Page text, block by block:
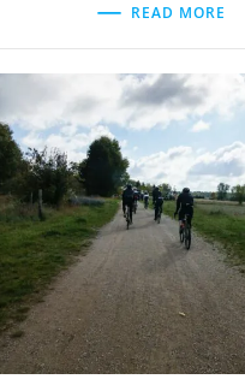
READ MORE